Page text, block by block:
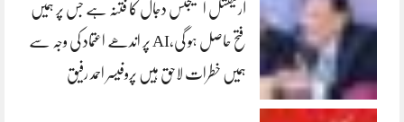
آرٹیفشل انٹلیجنس دجال کا فتنہ ہے جس پر ہمیں
فتح حاصل ہو گی،AI پر اندھے اعتماد کی وجہ سے
ہمیں خطرات لاحق ہیں پروفیسر احمد رفیق